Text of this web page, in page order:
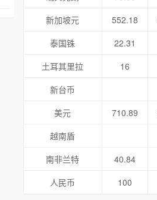
新加坡元
552.18
泰国铢
22.31
土耳其里拉
16
新台币
美元
710.89
越南盾
南非兰特
40.84
人民币
100